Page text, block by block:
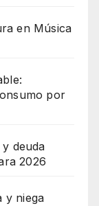
en Música
por
deuda
2026
y niega